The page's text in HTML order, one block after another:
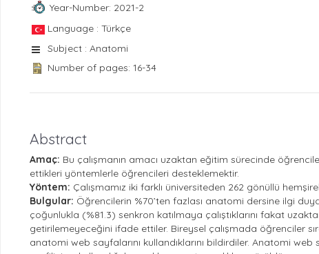
Year-Number: 2021-2
Language : Türkçe
Subject : Anatomi
Number of pages: 16-34
Abstract
Amaç: Bu çalışmanın amacı uzaktan eğitim sürecinde
ettikleri yöntemlerle öğrencileri desteklemektir.
Yöntem: Çalışmamız iki farklı üniversiteden 262 gönüllü
Bulgular: Öğrencilerin %70’ten fazlası anatomi dersine ilgi
çoğunlukla (%81.3) senkron katılmaya çalıştıklarını fakat
getirilemeyeceğini ifade ettiler. Bireysel çalışmada öğrenciler
anatomi web sayfalarını kullandıklarını bildirdiler. Anatomi